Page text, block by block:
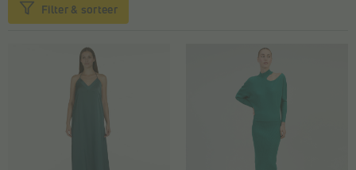
Filter & sorteer